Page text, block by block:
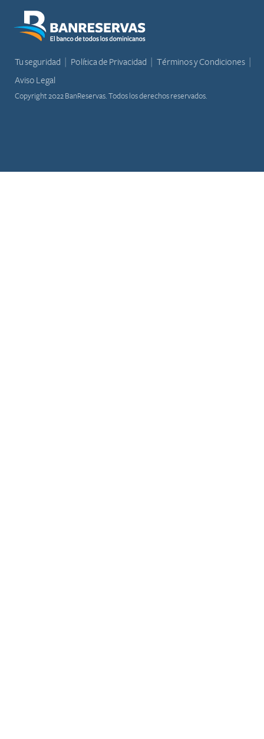
Tu seguridad Política de Privacidad
Términos y Condiciones
Aviso Legal
Copyright 2022 BanReservas. Todos los derechos reservados.